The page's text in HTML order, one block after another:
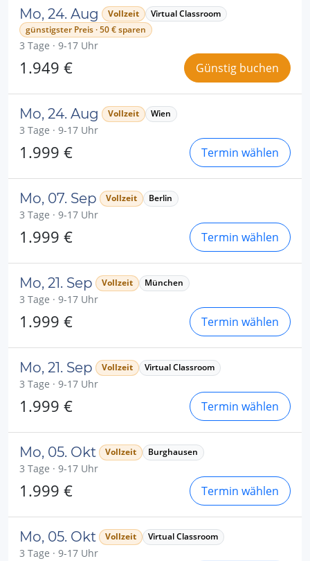
Mo, 24. Aug Vollzeit
Virtual Classroom
günstigster Preis · 50 € sparen
3 Tage · 9-17 Uhr
1.949 € Günstig buchen
Mo, 24. Aug Vollzeit Wien
3 Tage · 9-17 Uhr
1.999 € Termin wählen
Mo, 07. Sep Vollzeit Berlin
3 Tage · 9-17 Uhr
1.999 € Termin wählen
Mo, 21. Sep Vollzeit München
3 Tage · 9-17 Uhr
1.999 € Termin wählen
Mo, 21. Sep Vollzeit Virtual Classroom
3 Tage · 9-17 Uhr
1.999 € Termin wählen
Mo, 05. Okt Vollzeit Burghausen
3 Tage · 9-17 Uhr
1.999 € Termin wählen
Mo, 05. Okt Vollzeit Virtual Classroom
3 Tage · 9-17 Uhr